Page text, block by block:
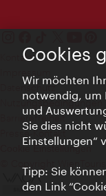
Kontakt
Datenschutz
Nutzungsbedingungen
Barrierefreiheit
Presse-Kontakt
Cookie Einstellungen
Cookies
Wir möchten
notwendig, um
und
Sie dies nicht
Einstellungen“
Tipp: Sie
den Link